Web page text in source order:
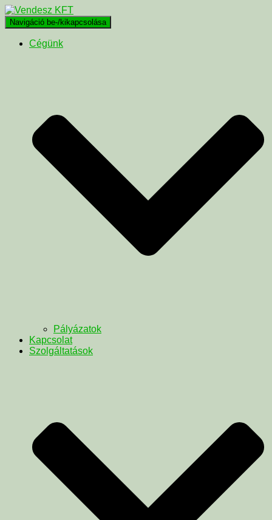
Navigáció be-/kikapcsolása
Cégünk
Pályázatok
Kapcsolat
Szolgáltatások